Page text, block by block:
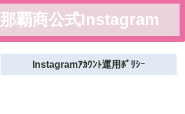
那覇商公式Instagram
Instagramｱｶｳﾝﾄ運用ﾎﾟﾘｼｰ